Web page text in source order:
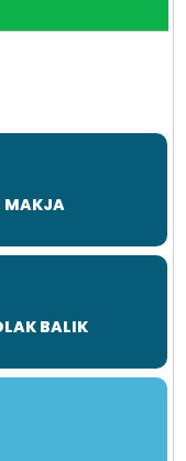
MAKJA
BALIK